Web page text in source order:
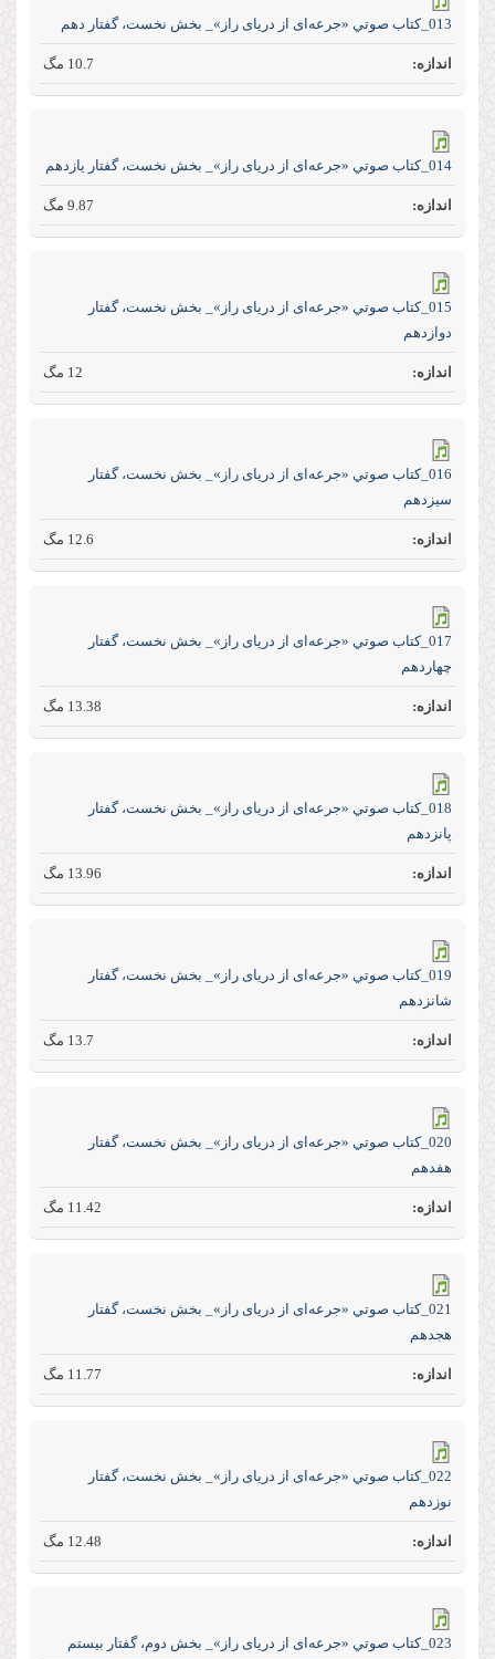
013_كتاب صوتي «جرعه‌ای از دریای راز»_ بخش نخست، گفتار دهم
10.7 مگ
014_كتاب صوتي «جرعه‌ای از دریای راز»_ بخش نخست، گفتار یازدهم
9.87 مگ
015_كتاب صوتي «جرعه‌ای از دریای راز»_ بخش نخست، گفتار
دوازدهم
12 مگ
016_كتاب صوتي «جرعه‌ای از دریای راز»_ بخش نخست، گفتار
سیزدهم
12.6 مگ
017_كتاب صوتي «جرعه‌ای از دریای راز»_ بخش نخست، گفتار
چهاردهم
13.38 مگ
018_كتاب صوتي «جرعه‌ای از دریای راز»_ بخش نخست، گفتار
پانزدهم
13.96 مگ
019_كتاب صوتي «جرعه‌ای از دریای راز»_ بخش نخست، گفتار
شانزدهم
13.7 مگ
020_كتاب صوتي «جرعه‌ای از دریای راز»_ بخش نخست، گفتار
هفدهم
11.42 مگ
021_كتاب صوتي «جرعه‌ای از دریای راز»_ بخش نخست، گفتار
هجدهم
11.77 مگ
022_كتاب صوتي «جرعه‌ای از دریای راز»_ بخش نخست، گفتار
نوزدهم
12.48 مگ
023_كتاب صوتي «جرعه‌ای از دریای راز»_ بخش دوم، گفتار بیستم